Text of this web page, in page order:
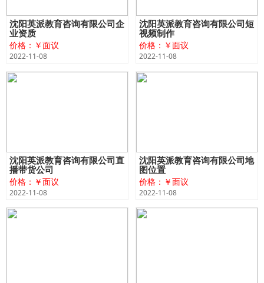
沈阳英派教育咨询有限公司企
业资质
价格：￥面议
2022-11-08
沈阳英派教育咨询有限公司短
视频制作
价格：￥面议
2022-11-08
沈阳英派教育咨询有限公司直
播带货公司
价格：￥面议
2022-11-08
沈阳英派教育咨询有限公司地
图位置
价格：￥面议
2022-11-08